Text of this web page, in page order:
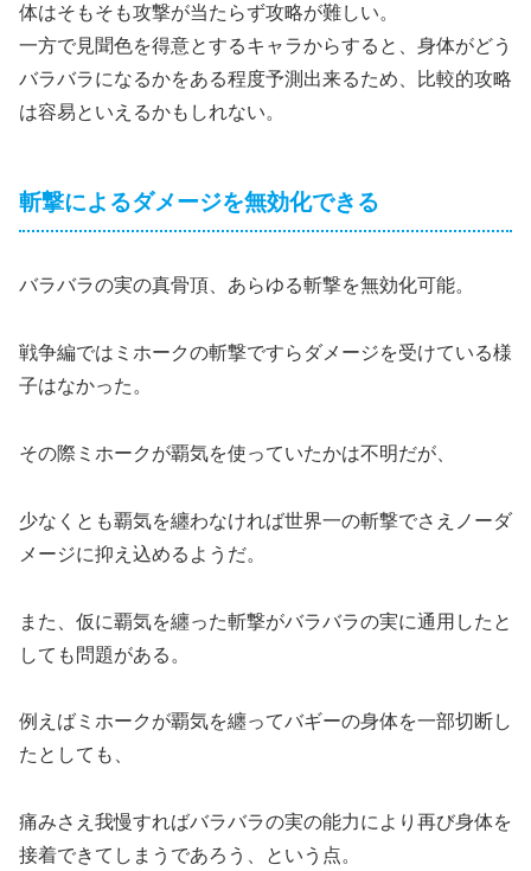
体はそもそも攻撃が当たらず攻略が難しい。
一方で見聞色を得意とするキャラからすると、身体がどう
バラバラになるかをある程度予測出来るため、比較的攻略
は容易といえるかもしれない。
斬撃によるダメージを無効化できる
バラバラの実の真骨頂、あらゆる斬撃を無効化可能。
戦争編ではミホークの斬撃ですらダメージを受けている様
子はなかった。
その際ミホークが覇気を使っていたかは不明だが、
少なくとも覇気を纏わなければ世界一の斬撃でさえノーダ
メージに抑え込めるようだ。
また、仮に覇気を纏った斬撃がバラバラの実に通用したと
しても問題がある。
例えばミホークが覇気を纏ってバギーの身体を一部切断し
たとしても、
痛みさえ我慢すればバラバラの実の能力により再び身体を
接着できてしまうであろう、という点。